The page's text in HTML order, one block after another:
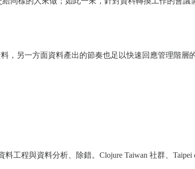
另一方面資料產出的節奏也足以快速回應管理階層的
工程與資料分析、除錯。Clojure Taiwan 社群、Taipei